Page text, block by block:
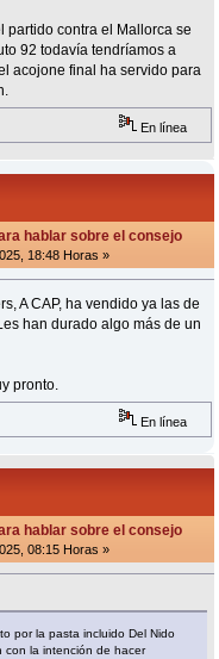
partido contra el Mallorca se
92 todavía tendríamos a
acojone final ha servido para
En línea
hablar sobre el consejo
18:48 Horas »
A CAP, ha vendido ya las de
han durado algo más de un
pronto.
En línea
hablar sobre el consejo
08:15 Horas »
por la pasta incluido Del Nido
con la intención de hacer